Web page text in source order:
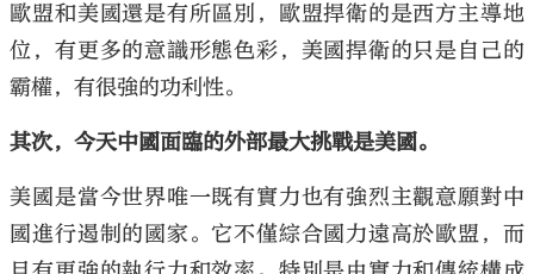
歐盟和美國還是有所區別，歐盟捍衛的是西方主導地
位，有更多的意識形態色彩，美國捍衛的只是自己的
霸權，有很強的功利性。
其次，今天中國面臨的外部最大挑戰是美國。
美國是當今世界唯一既有實力也有強烈主觀意願對中
國進行遏制的國家。它不僅綜合國力遠高於歐盟，而